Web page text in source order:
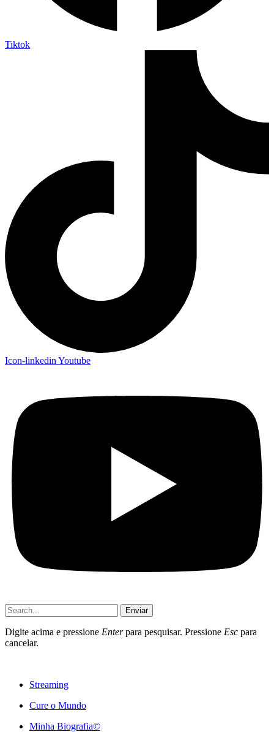
Tiktok
Icon-linkedin Youtube
Enviar
Digite acima e pressione Enterpara pesquisar. Pressione Esc para
cancelar.
Streaming
Cure o Mundo
Minha Biografia©